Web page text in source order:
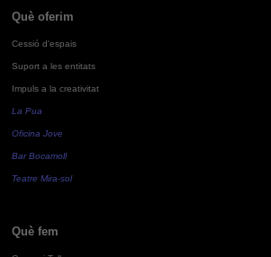
Què oferim
Cessió d'espais
Suport a les entitats
Impuls a la creativitat
La Pua
Oficina Jove
Bar Bocamoll
Teatre Mira-sol
Què fem